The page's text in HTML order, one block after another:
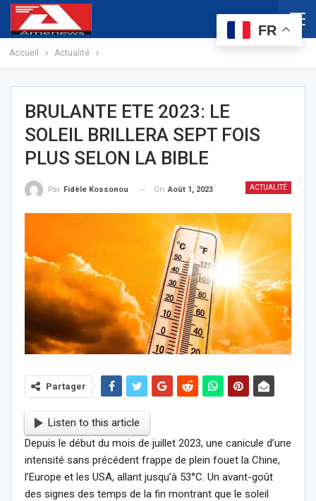
Accueil Actualité
BRULANTE ETE 2023: LE
SOLEIL BRILLERA SEPT FOIS
PLUS SELON LA BIBLE
ACTUALITÉ
Par Fidèle Kossonou On Août 1, 2023
Partager
Listen to this article
Depuis le début du mois de juillet 2023, une canicule d’une
intensité sans précédent frappe de plein fouet la Chine,
l’Europe et les USA, allant jusqu’à 53°C. Un avant-goût
des signes des temps de la fin montrant que le soleil
FR